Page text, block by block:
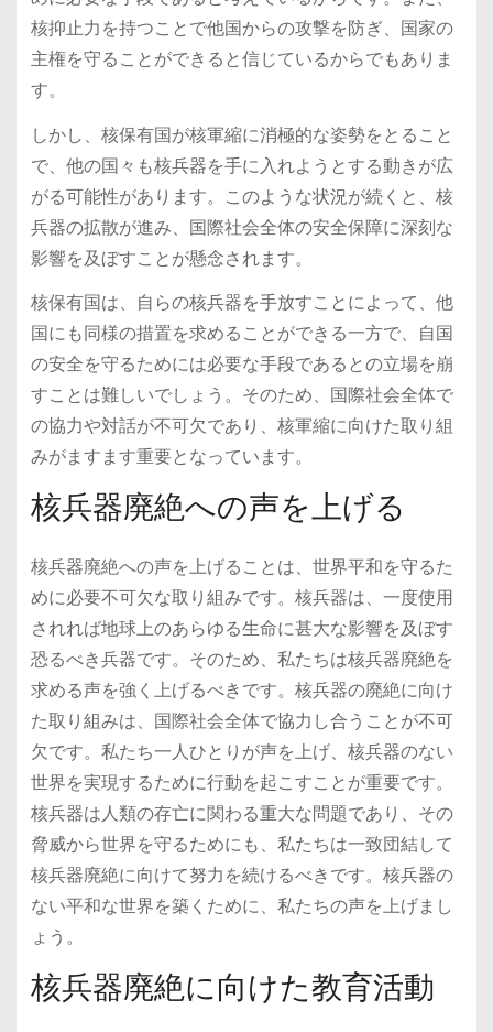
核抑止力を持つことで他国からの攻撃を防ぎ、国家の
主権を守ることができると信じているからでもありま
す。
しかし、核保有国が核軍縮に消極的な姿勢をとること
で、他の国々も核兵器を手に入れようとする動きが広
がる可能性があります。このような状況が続くと、核
兵器の拡散が進み、国際社会全体の安全保障に深刻な
影響を及ぼすことが懸念されます。
核保有国は、自らの核兵器を手放すことによって、他
国にも同様の措置を求めることができる一方で、自国
の安全を守るためには必要な手段であるとの立場を崩
すことは難しいでしょう。そのため、国際社会全体で
の協力や対話が不可欠であり、核軍縮に向けた取り組
みがますます重要となっています。
核兵器廃絶への声を上げる
核兵器廃絶への声を上げることは、世界平和を守るた
めに必要不可欠な取り組みです。核兵器は、一度使用
されれば地球上のあらゆる生命に甚大な影響を及ぼす
恐るべき兵器です。そのため、私たちは核兵器廃絶を
求める声を強く上げるべきです。核兵器の廃絶に向け
た取り組みは、国際社会全体で協力し合うことが不可
欠です。私たち一人ひとりが声を上げ、核兵器のない
世界を実現するために行動を起こすことが重要です。
核兵器は人類の存亡に関わる重大な問題であり、その
脅威から世界を守るためにも、私たちは一致団結して
核兵器廃絶に向けて努力を続けるべきです。核兵器の
ない平和な世界を築くために、私たちの声を上げまし
ょう。
核兵器廃絶に向けた教育活動